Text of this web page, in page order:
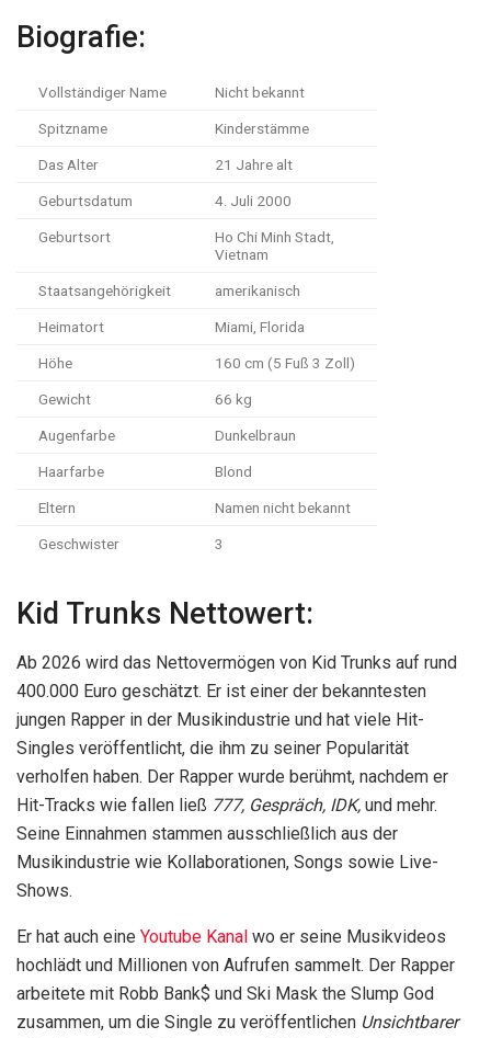
Biografie:
Vollständiger Name Nicht bekannt
Spitzname Kinderstämme
Das Alter 21 Jahre alt
Geburtsdatum 4. Juli 2000
Geburtsort
Ho Chi Minh Stadt,
Vietnam
Staatsangehörigkeit amerikanisch
Heimatort Miami, Florida
Höhe 160 cm (5 Fuß 3 Zoll)
Gewicht 66 kg
Augenfarbe Dunkelbraun
Haarfarbe Blond
Eltern Namen nicht bekannt
Geschwister 3
Kid Trunks Nettowert:
Ab 2026 wird das Nettovermögen von Kid Trunks auf rund
400.000 Euro geschätzt. Er ist einer der bekanntesten
jungen Rapper in der Musikindustrie und hat viele Hit-
Singles veröffentlicht, die ihm zu seiner Popularität
verholfen haben. Der Rapper wurde berühmt, nachdem er
Hit-Tracks wie fallen ließ 777, Gespräch, IDK, und mehr.
Seine Einnahmen stammen ausschließlich aus der
Musikindustrie wie Kollaborationen, Songs sowie Live-
Shows.
Er hat auch eine Youtube Kanal wo er seine Musikvideos
hochlädt und Millionen von Aufrufen sammelt. Der Rapper
arbeitete mit Robb Bank$ und Ski Mask the Slump God
zusammen, um die Single zu veröffentlichen Unsichtbarer